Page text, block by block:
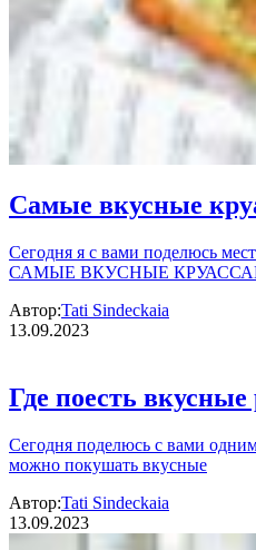
Самые вкусные
Сегодня я с вами поделюсь
САМЫЕ ВКУСНЫЕ
Автор:Tati Sindeckaia
13.09.2023
Где поесть
Сегодня поделюсь с вами
можно покушать вкусные
Автор:Tati Sindeckaia
13.09.2023